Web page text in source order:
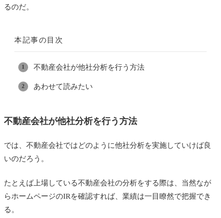
るのだ。
本記事の目次
不動産会社が他社分析を行う方法
あわせて読みたい
不動産会社が他社分析を行う方法
では、不動産会社ではどのように他社分析を実施していけば良
いのだろう。
たとえば上場している不動産会社の分析をする際は、当然なが
らホームページのIRを確認すれば、業績は一目瞭然で把握でき
る。